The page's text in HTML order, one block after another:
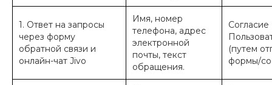
1. Ответ на запросы
через форму
обратной связи и
онлайн-чат Jivo
Имя, номер
телефона, адрес
электронной
почты, текст
обращения.
Согласие
(путем
формы/